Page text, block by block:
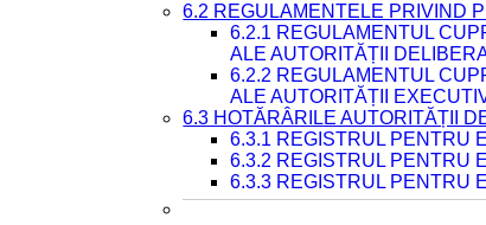
6.2 REGULAMENTELE PRIVIND
6.2.1 REGULAMENTUL
ALE AUTORITĂȚII
6.2.2 REGULAMENTUL
ALE AUTORITĂȚII
6.3 HOTĂRÂRILE AUTORITĂȚII
6.3.1 REGISTRUL PENTRU
6.3.2 REGISTRUL PENTRU
6.3.3 REGISTRUL PENTRU